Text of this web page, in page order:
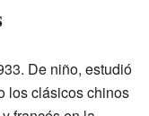
De niño, estudió
los clásicos chinos